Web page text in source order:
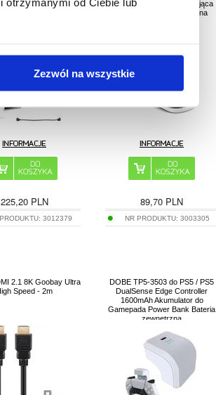
Zezwól na wszystkie
3532D Podstawka
225,20PLN
3012379
Podwójna podstawka ładująca
do kontrolera PS5 - czarna
89,70 PLN
NR PRODUKTU: 3003305
2.1 8K Goobay Ultra
Speed - 2m
DOBE TP5-3503 do PS5 / PS5
DualSense Edge Controller
1600mAh Akumulator do
Gamepada Power Bank Bateria
zewnętrzna